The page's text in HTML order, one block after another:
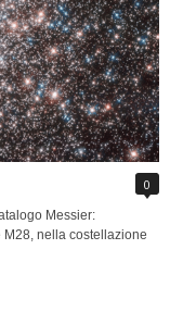
0
Messier:
nella costellazione